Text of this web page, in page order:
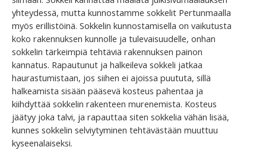
yhteydessä, mutta kunnostamme sokkelit Pertunmaalla
myös erillistöinä. Sokkelin kunnostamisella on vaikutusta
koko rakennuksen kunnolle ja tulevaisuudelle, onhan
sokkelin tärkeimpiä tehtäviä rakennuksen painon
kannatus. Rapautunut ja halkeileva sokkeli jatkaa
haurastumistaan, jos siihen ei ajoissa puututa, sillä
halkeamista sisään pääsevä kosteus pahentaa ja
kiihdyttää sokkelin rakenteen murenemista. Kosteus
jäätyy joka talvi, ja rapauttaa siten sokkelia vähän lisää,
kunnes sokkelin selviytyminen tehtävästään muuttuu
kyseenalaiseksi.